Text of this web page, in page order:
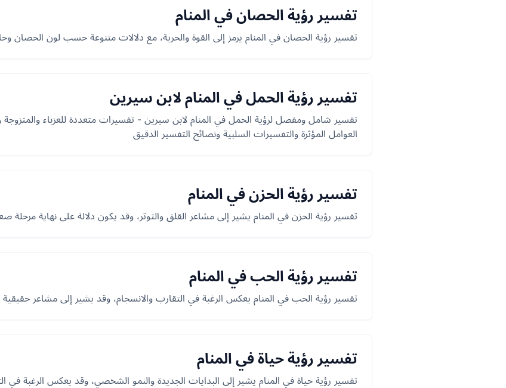
تفسير رؤية الحصان في المنام
تفسير رؤية الحصان في المنام يرمز إلى القوة والحرية، مع دلالات متنوعة حسب لون الحصان
تفسير رؤية الحمل في المنام لابن سيرين
تفسير شامل ومفصل لرؤية الحمل في المنام لابن سيرين - تفسيرات متعددة للعزباء والمتزوجة
العوامل المؤثرة والتفسيرات السلبية ونصائح التفسير الدقيق
تفسير رؤية الحزن في المنام
تفسير رؤية الحزن في المنام يشير إلى مشاعر القلق والتوتر، وقد يكون دلالة على نهاية مرحلة
تفسير رؤية الحب في المنام
تفسير رؤية الحب في المنام يعكس الرغبة في التقارب والانسجام، وقد يشير إلى مشاعر
تفسير رؤية حياة في المنام
تفسير رؤية حياة في المنام يشير إلى البدايات الجديدة والنمو الشخصي، وقد يعكس الرغبة في